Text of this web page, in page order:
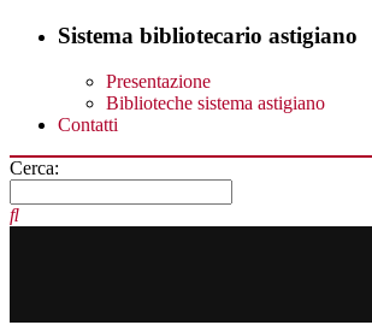
Sistema bibliotecario astigiano
Presentazione
Biblioteche sistema astigiano
Contatti
Cerca: